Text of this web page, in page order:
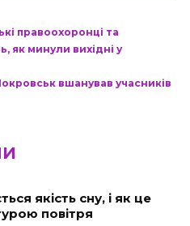
правоохоронці та
як минули вихідні у
вшанував учасників
якість сну, і як це
повітря